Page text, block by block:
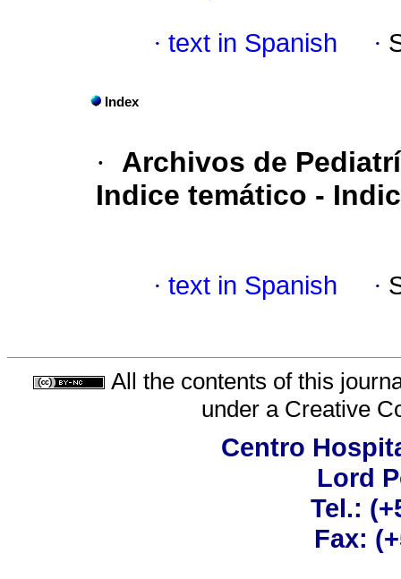
· text in Spanish ·
Index
·
Archivos de
Indice temático -
· text in Spanish ·
All the contents of this
under a Creative
Centro
Lord
Tel.:
Fax: